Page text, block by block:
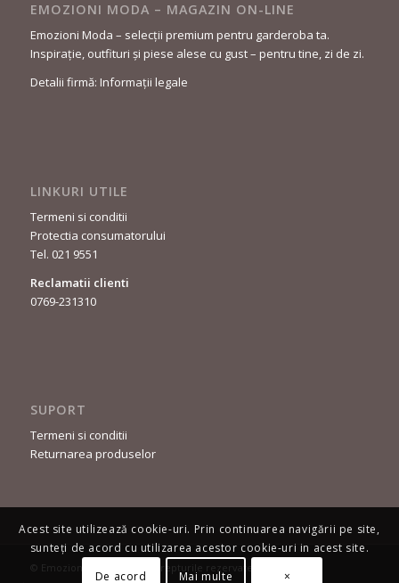
EMOZIONI MODA – MAGAZIN ON-LINE
Emozioni Moda – selecții premium pentru garderoba ta.
Inspirație, outfituri și piese alese cu gust – pentru tine, zi de zi.
Detalii firmă: Informații legale
LINKURI UTILE
Termeni si conditii
Protectia consumatorului
Tel. 021 9551
Reclamatii clienti
0769-231310
SUPORT
Termeni si conditii
Returnarea produselor
© Emozioni Moda - Toate drepturile rezervate.
Acest site utilizează cookie-uri. Prin continuarea navigării pe site,
sunteți de acord cu utilizarea acestor cookie-uri in acest site.
De acord
Mai multe ×